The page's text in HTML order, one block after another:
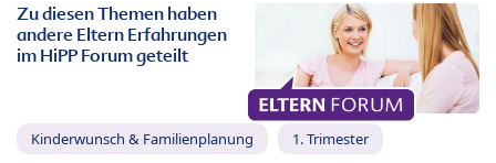
Zu diesen Themen haben
andere Eltern Erfahrungen
im HiPP Forum geteilt
Kinderwunsch & Familienplanung 1. Trimester